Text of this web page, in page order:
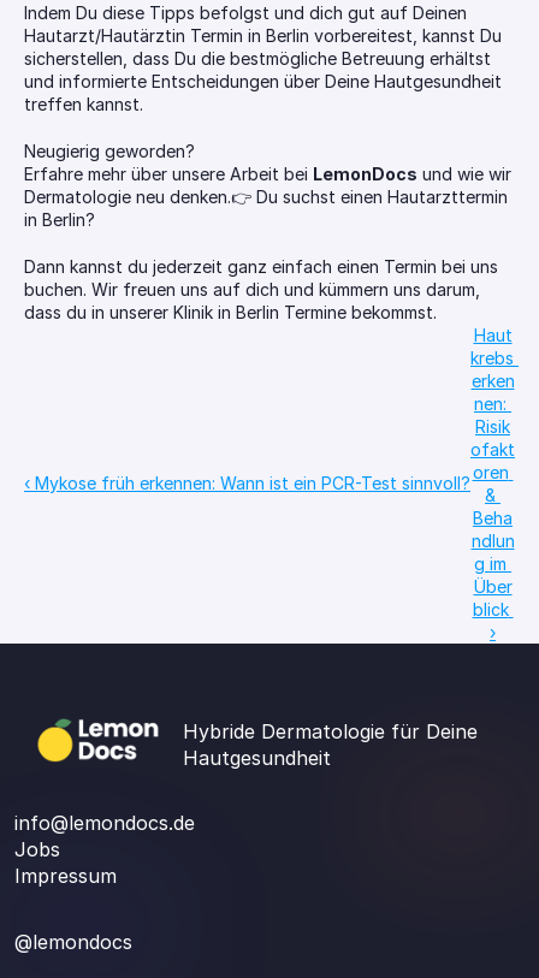
Indem Du diese Tipps befolgst und dich gut auf Deinen
Hautarzt/Hautärztin Termin in Berlin vorbereitest, kannst Du
sicherstellen, dass Du die bestmögliche Betreuung erhältst
und informierte Entscheidungen über Deine Hautgesundheit
treffen kannst.
Neugierig geworden?
Erfahre mehr über unsere Arbeit bei LemonDocs und wie wir
Dermatologie neu denken.👉 Du suchst einen Hautarzttermin
in Berlin?
Dann kannst du jederzeit ganz einfach einen Termin bei uns
buchen. Wir freuen uns auf dich und kümmern uns darum,
dass du in unserer Klinik in Berlin Termine bekommst.
‹ Mykose früh erkennen: Wann ist ein PCR-Test sinnvoll?
Haut
krebs
erken
nen:
Risik
ofakt
oren
&
Beha
ndlun
g im
Über
blick
›
Hybride Dermatologie für Deine
Hautgesundheit
info@lemondocs.de
Jobs
Impressum
@lemondocs